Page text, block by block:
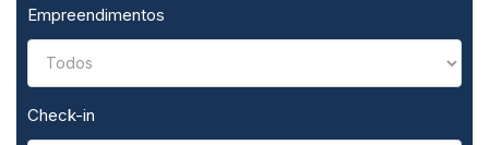
Empreendimentos
Check-in